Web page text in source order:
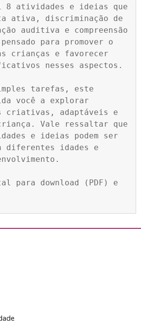
8 atividades e ideias que
ativa, discriminação de
auditiva e compreensão
para promover o
crianças e favorecer
nesses aspectos.
tarefas, este
você a explorar
criativas, adaptáveis e
Vale ressaltar que
e ideias podem ser
diferentes idades e
para download (PDF) e